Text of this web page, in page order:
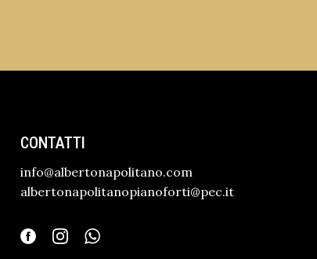
CONTATTI
info@albertonapolitano.com
albertonapolitanopianoforti@pec.it